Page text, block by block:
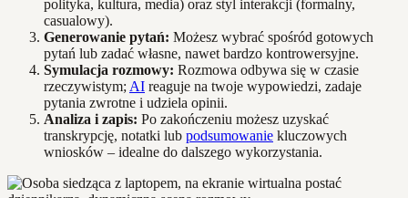
polityka, kultura, media) oraz styl interakcji (formalny,
casualowy).
Generowanie pytań: Możesz wybrać spośród gotowych
pytań lub zadać własne, nawet bardzo kontrowersyjne.
Symulacja rozmowy: Rozmowa odbywa się w czasie
rzeczywistym; AI reaguje na twoje wypowiedzi, zadaje
pytania zwrotne i udziela opinii.
Analiza i zapis: Po zakończeniu możesz uzyskać
transkrypcję, notatki lub podsumowanie kluczowych
wniosków – idealne do dalszego wykorzystania.